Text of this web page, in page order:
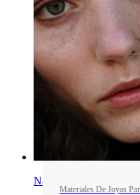
Nariz
Materiales De Joyas